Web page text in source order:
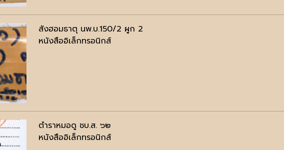
สังฮอมธาตุ นพ.บ.150/2 ผูก 2
หนังสืออิเล็กทรอนิกส์
ตำราหมอดู ชบ.ส. ๖๒
หนังสืออิเล็กทรอนิกส์